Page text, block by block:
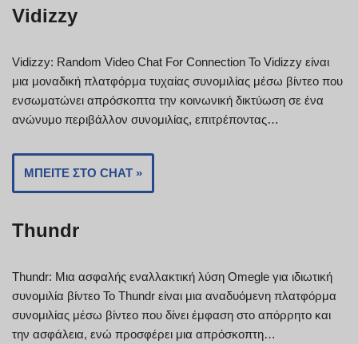
Vidizzy
Vidizzy: Random Video Chat For Connection Το Vidizzy είναι
μια μοναδική πλατφόρμα τυχαίας συνομιλίας μέσω βίντεο που
ενσωματώνει απρόσκοπτα την κοινωνική δικτύωση σε ένα
ανώνυμο περιβάλλον συνομιλίας, επιτρέποντας…
ΜΠΕΊΤΕ ΣΤΟ CHAT »
Thundr
Thundr: Μια ασφαλής εναλλακτική λύση Omegle για ιδιωτική
συνομιλία βίντεο Το Thundr είναι μια αναδυόμενη πλατφόρμα
συνομιλίας μέσω βίντεο που δίνει έμφαση στο απόρρητο και
την ασφάλεια, ενώ προσφέρει μια απρόσκοπτη…